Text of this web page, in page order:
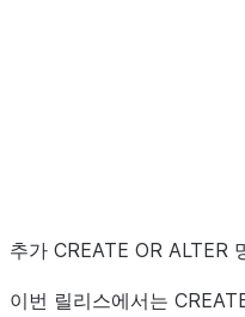
추가 CREATE OR ALTER
이번 릴리스에서는